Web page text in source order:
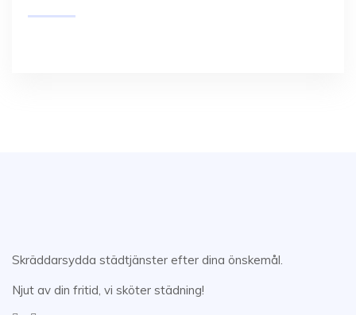
Skräddarsydda städtjänster efter dina önskemål.
Njut av din fritid, vi sköter städning!